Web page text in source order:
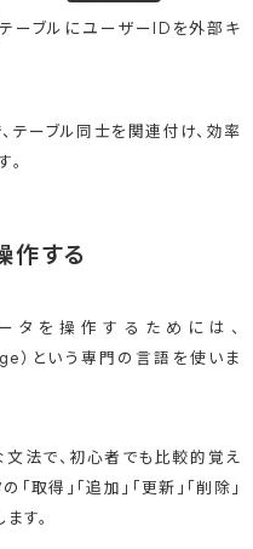
テーブルにユーザーIDを外部キ
テーブル同士を関連付け、効率
作する
タを操作するためには、
という専門の言語を使いま
法で、初心者でも比較的覚え
取得」「追加」「更新」「削除」
す。